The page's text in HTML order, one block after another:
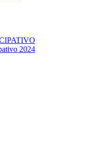
2024